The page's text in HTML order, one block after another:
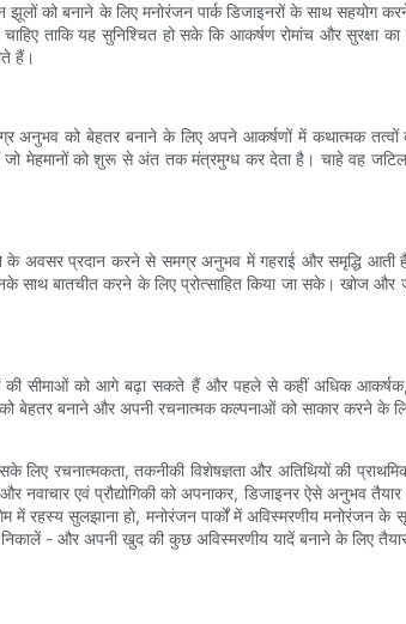
को बनाने के लिए मनोरंजन पार्क डिजाइनरों के साथ सहयोग
ताकि यह सुनिश्चित हो सके कि आकर्षण रोमांच और सुरक्षा
हैं।
अनुभव को बेहतर बनाने के लिए अपने आकर्षणों में कथात्मक
को शुरू से अंत तक मंत्रमुग्ध कर देता है। चाहे वह जटिल
के अवसर प्रदान करने से समग्र अनुभव में गहराई और समृद्धि
बातचीत करने के लिए प्रोत्साहित किया जा सके। खोज और
की सीमाओं को आगे बढ़ा सकते हैं और पहले से कहीं अधिक
बेहतर बनाने और अपनी रचनात्मक कल्पनाओं को साकार करने के
लिए रचनात्मकता, तकनीकी विशेषज्ञता और अतिथियों की
एवं प्रौद्योगिकी को अपनाकर, डिजाइनर ऐसे अनुभव
में रहस्य सुलझाना हो, मनोरंजन पार्कों में अविस्मरणीय
- और अपनी खुद की कुछ अविस्मरणीय यादें बनाने के लिए तैयार